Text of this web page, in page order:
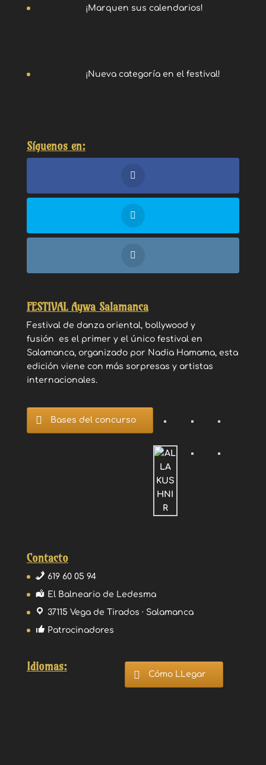
¡Marquen sus calendarios!
¡Nueva categoría en el festival!
Síguenos en:
FESTIVAL Aywa Salamanca
Festival de danza oriental, bollywood y
fusión es el primer y el único festival en
Salamanca, organizado por Nadia Hamama, esta
edición viene con más sorpresas y artistas
internacionales.
Bases del concurso
Contacto
619 60 05 94
El Balneario de Ledesma
37115 Vega de Tirados · Salamanca
Patrocinadores
Idiomas:
Cómo LLegar